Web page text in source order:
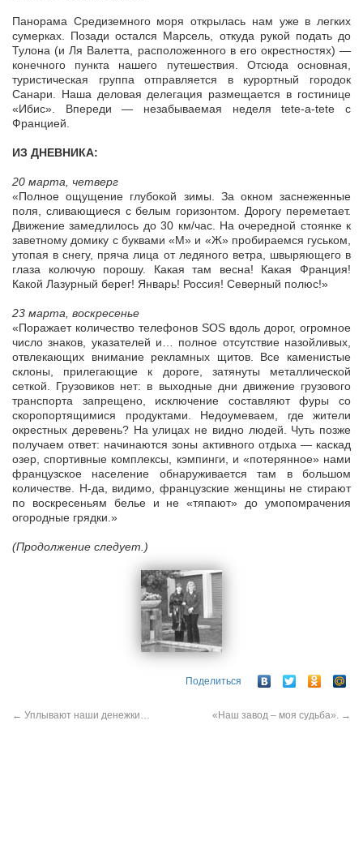
Панорама Средиземного моря открылась нам уже в легких
сумерках. Позади остался Марсель, откуда рукой подать до
Тулона (и Ля Валетта, расположенного в его окрестностях) —
конечного пункта нашего путешествия. Отсюда основная,
туристическая группа отправляется в курортный городок
Санари. Наша деловая делегация размещается в гостинице
«Ибис». Впереди — незабываемая неделя tete-a-tete с
Францией.
ИЗ ДНЕВНИКА:
20 марта, четверг
«Полное ощущение глубокой зимы. За окном заснеженные
поля, сливающиеся с белым горизонтом. Дорогу переметает.
Движение замедлилось до 30 км/час. На очередной стоянке к
заветному домику с буквами «М» и «Ж» пробираемся гуськом,
утопая в снегу, пряча лица от ледяного ветра, швыряющего в
глаза колючую порошу. Какая там весна! Какая Франция!
Какой Лазурный берег! Январь! Россия! Северный полюс!»
23 марта, воскресенье
«Поражает количество телефонов SOS вдоль дорог, огромное
число знаков, указателей и… полное отсутствие назойливых,
отвлекающих внимание рекламных щитов. Все каменистые
склоны, прилегающие к дороге, затянуты металлической
сеткой. Грузовиков нет: в выходные дни движение грузового
транспорта запрещено, исключение составляют фуры со
скоропортящимися продуктами. Недоумеваем, где жители
окрестных деревень? На улицах не видно людей. Чуть позже
получаем ответ: начинаются зоны активного отдыха — каскад
озер, спортивные комплексы, кэмпинги, и «потерянное» нами
французское население обнаруживается там в большом
количестве. Н-да, видимо, французские женщины не стирают
по воскресеньям белье и не «тяпают» до умопомрачения
огородные грядки.»
(Продолжение следует.)
Поделиться
← Уплывают наши денежки… «Наш завод – моя судьба». →